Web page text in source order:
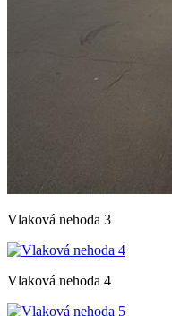
Vlaková nehoda 3
Vlaková nehoda 4